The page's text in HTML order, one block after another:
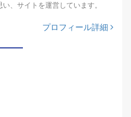
、サイトを運営しています。
プロフィール詳細